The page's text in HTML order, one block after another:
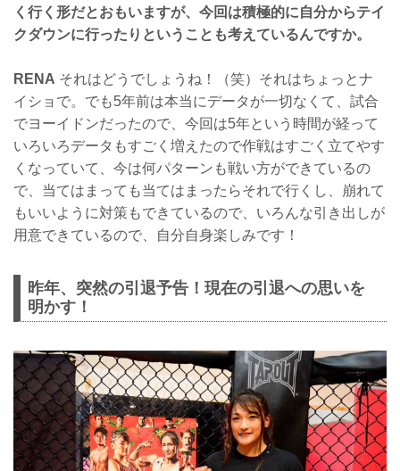
く行く形だとおもいますが、今回は積極的に自分からテイ
クダウンに行ったりということも考えているんですか。
RENA それはどうでしょうね！（笑）それはちょっとナ
イショで。でも5年前は本当にデータが一切なくて、試合
でヨーイドンだったので、今回は5年という時間が経って
いろいろデータもすごく増えたので作戦はすごく立てやす
くなっていて、今は何パターンも戦い方ができているの
で、当てはまっても当てはまったらそれで行くし、崩れて
もいいように対策もできているので、いろんな引き出しが
用意できているので、自分自身楽しみです！
昨年、突然の引退予告！現在の引退への思いを
明かす！